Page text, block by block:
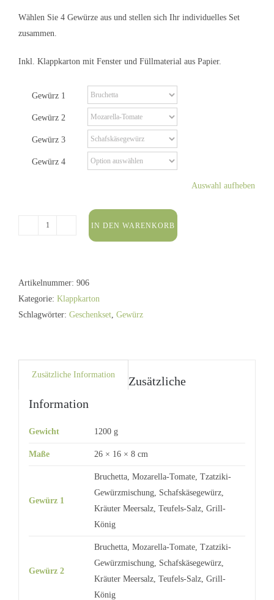
Wählen Sie 4 Gewürze aus und stellen sich Ihr individuelles Set
zusammen.
Inkl. Klappkarton mit Fenster und Füllmaterial aus Papier.
Gewürz 1
Gewürz 2
Gewürz 3
Gewürz 4
Auswahl aufheben
Gewürze
Menge
IN DEN WARENKORB
Artikelnummer: 906
Kategorie: Klappkarton
Schlagwörter: Geschenkset, Gewürz
Zusätzliche Information
Zusätzliche
Information
Gewicht 1200 g
Maße 26 × 16 × 8 cm
Gewürz 1
Bruchetta, Mozarella-Tomate, Tzatziki-
Gewürzmischung, Schafskäsegewürz,
Kräuter Meersalz, Teufels-Salz, Grill-
König
Gewürz 2
Bruchetta, Mozarella-Tomate, Tzatziki-
Gewürzmischung, Schafskäsegewürz,
Kräuter Meersalz, Teufels-Salz, Grill-
König